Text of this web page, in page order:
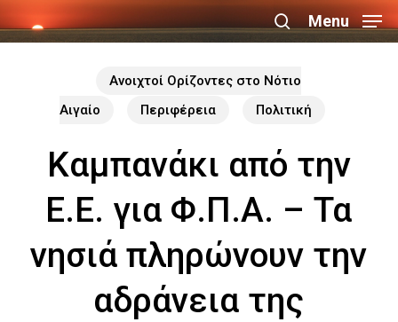
to
search
Menu
Ανοιχτοί Ορίζοντες στο Νότιο
Αιγαίο
Περιφέρεια Πολιτική
Καμπανάκι από την
Ε.Ε. για Φ.Π.Α. – Τα
νησιά πληρώνουν την
αδράνεια της